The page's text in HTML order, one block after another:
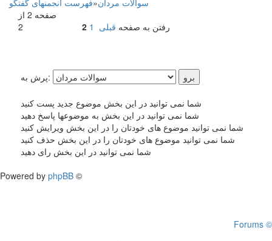
صفحه 2 از
2
رفتن به صفحه قبلی 1
2
پرش به:
شما نمی توانید در این بخش موضوع جدید پست کنید
شما نمی توانید در این بخش به موضوعها پاسخ دهید
شما نمی توانید موضوع های خودتان را در این بخش ویرایش کنید
شما نمی توانید موضوع های خودتان را در این بخش حذف کنید
شما نمی توانید در این بخش رای دهید
Powered by phpBB ©
Forums ©